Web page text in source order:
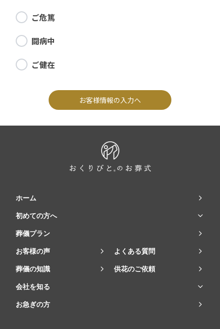
ご危篤
闘病中
ご健在
お客様情報の入力へ
ホーム
初めての方へ
葬儀プラン
お客様の声 よくある質問
葬儀の知識 供花のご依頼
会社を知る
お急ぎの方